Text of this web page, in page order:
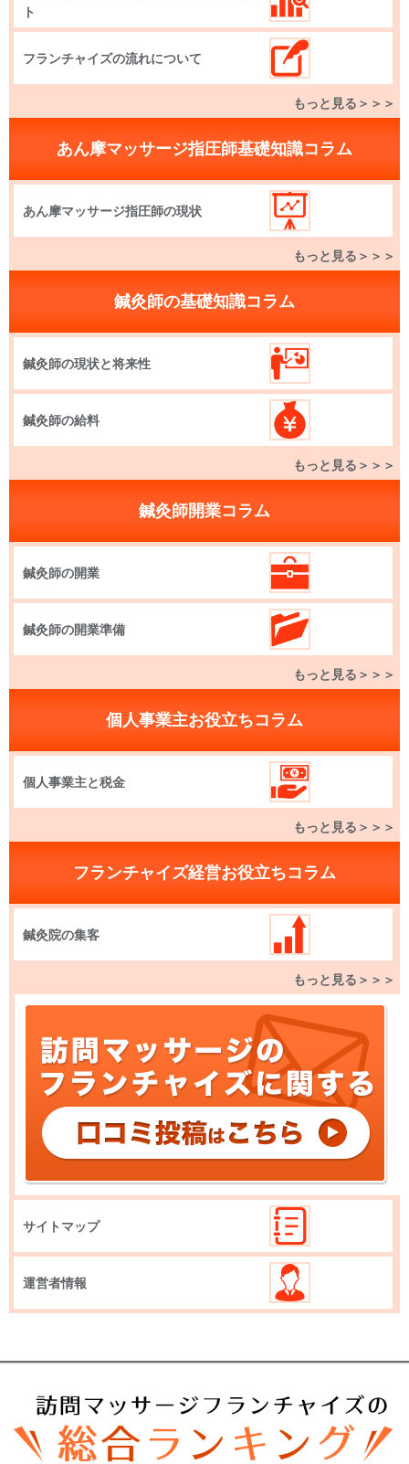
ト
フランチャイズの流れについて
もっと見る＞＞＞
あん摩マッサージ指圧師基礎知識コラム
あん摩マッサージ指圧師の現状
もっと見る＞＞＞
鍼灸師の基礎知識コラム
鍼灸師の現状と将来性
鍼灸師の給料
もっと見る＞＞＞
鍼灸師開業コラム
鍼灸師の開業
鍼灸師の開業準備
もっと見る＞＞＞
個人事業主お役立ちコラム
個人事業主と税金
もっと見る＞＞＞
フランチャイズ経営お役立ちコラム
鍼灸院の集客
もっと見る＞＞＞
サイトマップ
運営者情報